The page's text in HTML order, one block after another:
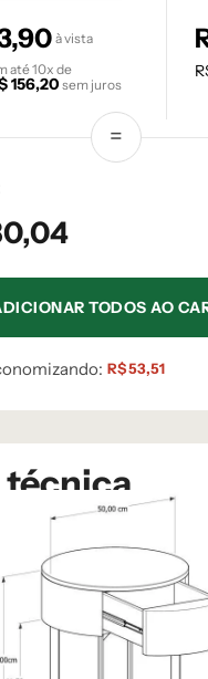
à vista
até10x de
156,20 sem juros
TODOS AO
R$53,51
técnica